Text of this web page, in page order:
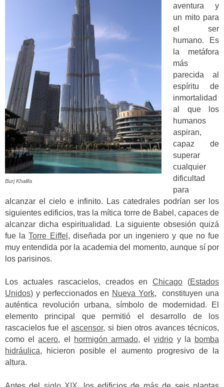
Burj Khalifa
aventura y
un mito para
el ser
humano. Es
la metáfora
más
parecida al
espíritu de
inmortalidad
al que los
humanos
aspiran,
capaz de
superar
cualquier
dificultad
para
alcanzar el cielo e infinito. Las catedrales podrían ser los
siguientes edificios, tras la mítica torre de Babel, capaces de
alcanzar dicha espiritualidad. La siguiente obsesión quizá
fue laTorre Eiffel , diseñada por un ingeniero y que no fue
muy entendida por la academia del momento, aunque sí por
los parisinos.
Los actuales rascacielos, creados enChicago (Estados
Unidos) y perfeccionados en Nueva York, constituyen una
auténtica revolución urbana, símbolo de modernidad. El
elemento principal que permitió el desarrollo de los
rascacielos fue elascensor, si bien otros avances técnicos,
como elacero, el hormigón armado, elvidrio y la bomba
hidráulica, hicieron posible el aumento progresivo de la
altura.